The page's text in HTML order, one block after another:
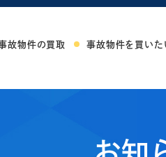
故物件の買取 事故物件を買いた